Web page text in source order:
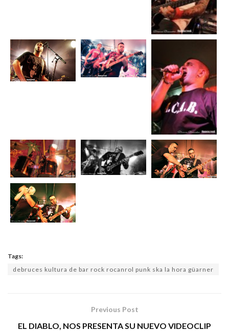
Tags:
debruces kultura de bar rock rocanrol punk ska la hora güarner
Previous Post
EL DIABLO, NOS PRESENTA SU NUEVO VIDEOCLIP